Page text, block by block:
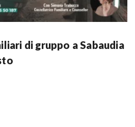
di gruppo a Sabaudia